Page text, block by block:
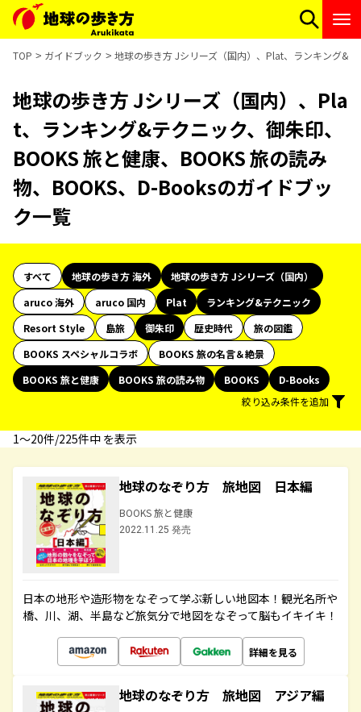
TOP ガイドブック 地球の歩き方 Jシリーズ（国内）、Plat、ランキング&
地球の歩き方 Jシリーズ（国内）、Pla
t、ランキング&テクニック、御朱印、
BOOKS 旅と健康、BOOKS 旅の読み
物、BOOKS、D-Booksのガイドブッ
ク一覧
すべて 地球の歩き方 海外
地球の歩き方 Jシリーズ（国内）
aruco 海外
aruco 国内 Plat
ランキング&テクニック
Resort Style
島旅 御朱印 歴史時代
旅の図鑑
BOOKS スペシャルコラボ
BOOKS 旅の名言＆絶景
BOOKS 旅と健康
BOOKS 旅の読み物 BOOKS
D-Books
絞り込み条件を追加
1〜20件/225件中 を表示
地球のなぞり方 旅地図 日本編
BOOKS 旅と健康
2022.11.25 発売
日本の地形や造形物をなぞって学ぶ新しい地図本！観光名所や
橋、川、湖、半島など旅気分で地図をなぞって脳もイキイキ！
詳細を見る
地球のなぞり方 旅地図 アジア編